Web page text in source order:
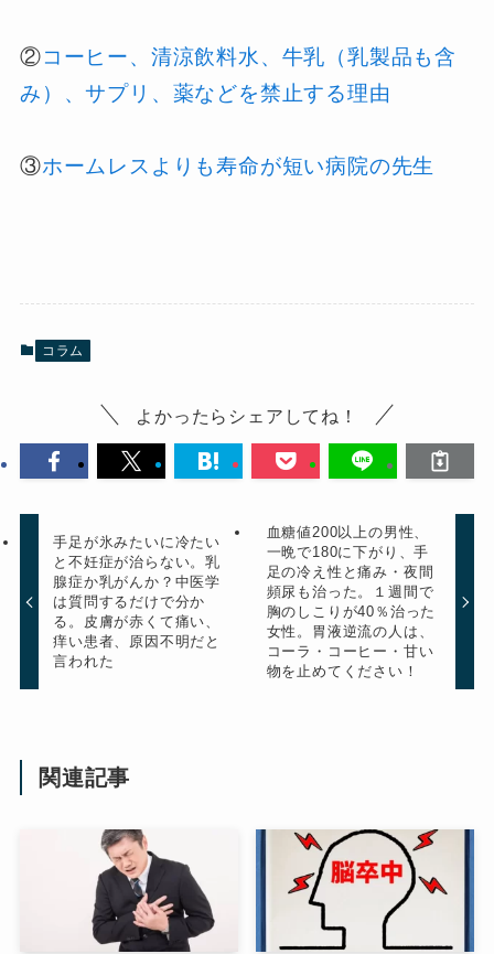
②コーヒー、清涼飲料水、牛乳（乳製品も含
み）、サプリ、薬などを禁止する理由
③ホームレスよりも寿命が短い病院の先生
コラム
よかったらシェアしてね！
手足が氷みたいに冷たい
と不妊症が治らない。乳
腺症か乳がんか？中医学
は質問するだけで分か
る。皮膚が赤くて痛い、
痒い患者、原因不明だと
言われた
血糖値200以上の男性、
一晩で180に下がり、手
足の冷え性と痛み・夜間
頻尿も治った。１週間で
胸のしこりが40％治った
女性。胃液逆流の人は、
コーラ・コーヒー・甘い
物を止めてください！
関連記事